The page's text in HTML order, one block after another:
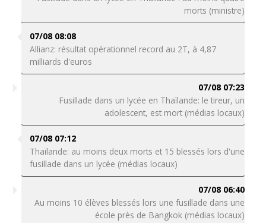
morts (ministre)
07/08 08:08
Allianz: résultat opérationnel record au 2T, à 4,87
milliards d'euros
07/08 07:23
Fusillade dans un lycée en Thaïlande: le tireur, un
adolescent, est mort (médias locaux)
07/08 07:12
Thaïlande: au moins deux morts et 15 blessés lors d'une
fusillade dans un lycée (médias locaux)
07/08 06:40
Au moins 10 élèves blessés lors une fusillade dans une
école près de Bangkok (médias locaux)